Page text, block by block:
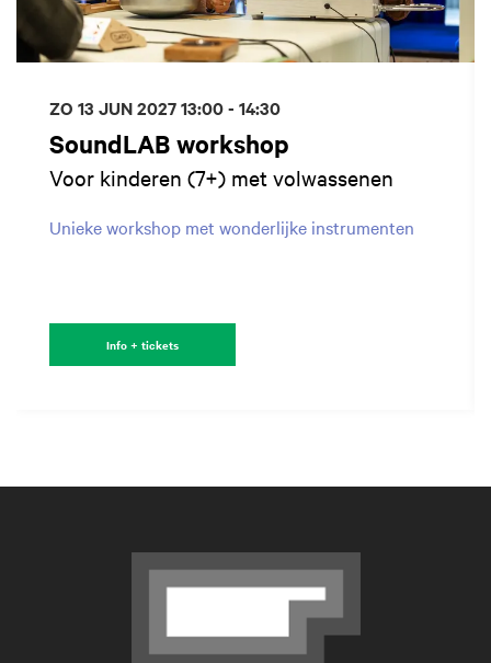
SoundLAB workshop
Voor kinderen (7+) met volwassenen
Unieke workshop met wonderlijke instrumenten
ZO 13 JUN 202713:00 - 14:30
Info + tickets